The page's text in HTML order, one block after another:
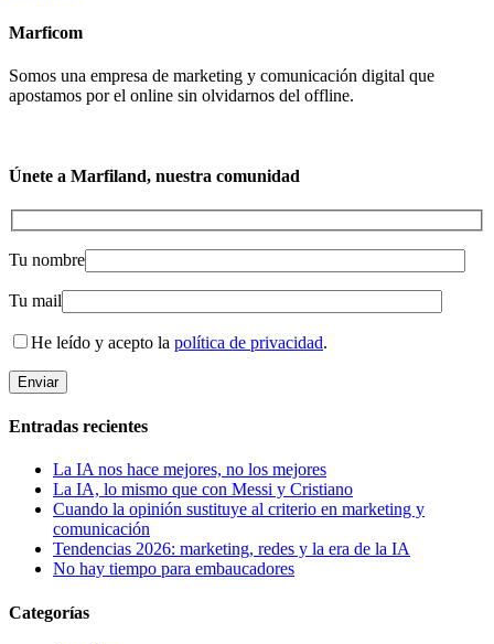
Marficom
Somos una empresa de marketing y comunicación digital que
apostamos por el online sin olvidarnos del offline.
Únete a Marfiland, nuestra comunidad
Tu nombre
Tu mail
He leído y acepto la política de privacidad.
Entradas recientes
La IA nos hace mejores, no los mejores
La IA, lo mismo que con Messi y Cristiano
Cuando la opinión sustituye al criterio en marketing y
comunicación
Tendencias 2026: marketing, redes y la era de la IA
No hay tiempo para embaucadores
Categorías